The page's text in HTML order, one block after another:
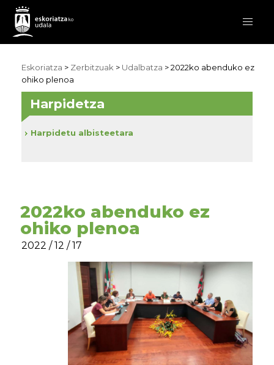
Eskoriatza > Zerbitzuak > Udalbatza > 2022ko abenduko ez
ohiko plenoa
2022ko abenduko ez
ohiko plenoa
2022 / 12 / 17
Harpidetza
Harpidetu albisteetara